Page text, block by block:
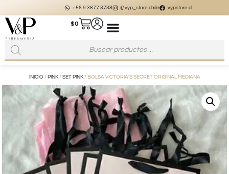
+56 9 3877 3738 @vyp_store.chile vypstore.cl
$0
INICIO / PINK/ SET PINK/ BOLSA VICTORIA’S SECRET ORIGINAL MEDIANA